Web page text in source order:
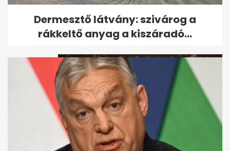
Ritka időjárási jelenség zajlik
Grönlandnál, aminek pár nap...
Dermesztő látvány: szivárog a
rákkeltő anyag a kiszáradó...